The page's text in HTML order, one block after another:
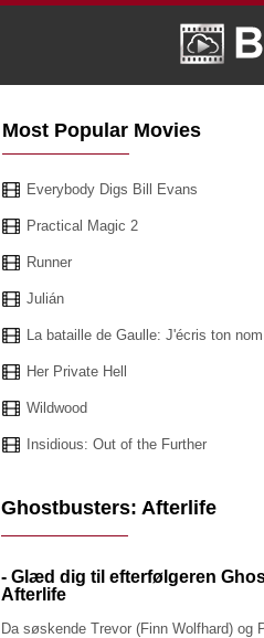
Most Popular Movies
Everybody Digs Bill Evans
Practical Magic 2
Runner
Julián
La bataille de Gaulle: J'écris ton nom
Her Private Hell
Wildwood
Insidious: Out of the Further
Ghostbusters: Afterlife
- Glæd dig til efterfølgeren
Afterlife
Da søskende Trevor (Finn Wolfhard) og